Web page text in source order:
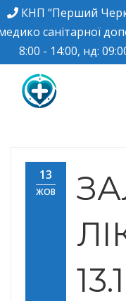
КНП “Перший
санітарної
8:00 - 14:00, нд:
13
ЖОВ